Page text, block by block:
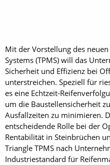
Mit der Vorstellung des
Systems (TPMS) will das
Sicherheit und Effizienz bei
unterstreichen. Speziell für
es eine Echtzeit-
um die Baustellensicherheit
Ausfallzeiten zu minimieren.
entscheidende Rolle bei der
Rentabilität in Steinbrüchen
Triangle TPMS nach
Industriestandard für